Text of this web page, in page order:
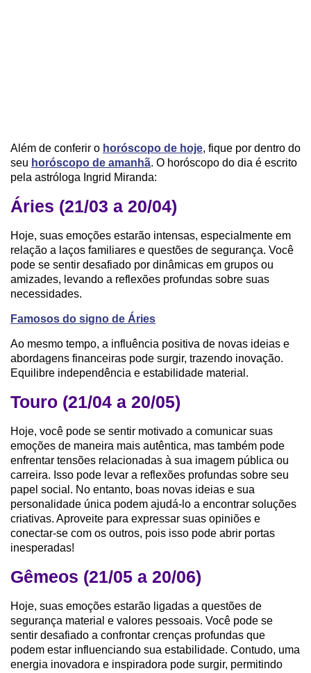
Além de conferir o horóscopo de hoje, fique por dentro do
seu horóscopo de amanhã. O horóscopo do dia é escrito
pela astróloga Ingrid Miranda:
Áries (21/03 a 20/04)
Hoje, suas emoções estarão intensas, especialmente em
relação a laços familiares e questões de segurança. Você
pode se sentir desafiado por dinâmicas em grupos ou
amizades, levando a reflexões profundas sobre suas
necessidades.
Famosos do signo de Áries
Ao mesmo tempo, a influência positiva de novas ideias e
abordagens financeiras pode surgir, trazendo inovação.
Equilibre independência e estabilidade material.
Touro (21/04 a 20/05)
Hoje, você pode se sentir motivado a comunicar suas
emoções de maneira mais autêntica, mas também pode
enfrentar tensões relacionadas à sua imagem pública ou
carreira. Isso pode levar a reflexões profundas sobre seu
papel social. No entanto, boas novas ideias e sua
personalidade única podem ajudá-lo a encontrar soluções
criativas. Aproveite para expressar suas opiniões e
conectar-se com os outros, pois isso pode abrir portas
inesperadas!
Gêmeos (21/05 a 20/06)
Hoje, suas emoções estarão ligadas a questões de
segurança material e valores pessoais. Você pode se
sentir desafiado a confrontar crenças profundas que
podem estar influenciando sua estabilidade. Contudo, uma
energia inovadora e inspiradora pode surgir, permitindo